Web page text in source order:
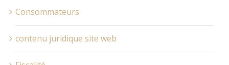
Consommateurs
contenu juridique site web